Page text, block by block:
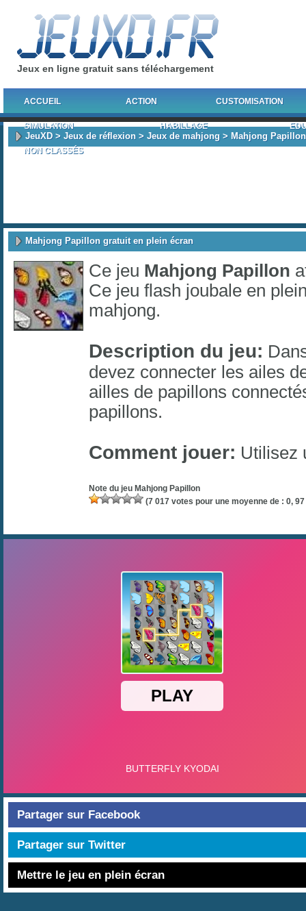
Jeux en ligne gratuit sans téléchargement
ACCUEIL ACTION CUSTOMISATION
SIMULATION HABILLAGE
NON CLASSÉS
JeuXD> Jeux de réflexion > Jeux de mahjong > Mahjong Papillon
Mahjong Papillon gratuit en plein écran
Ce jeu Mahjong Papillon
Ce jeu flash joubale en
mahjong.
Description du jeu:
devez connecter les ailes
ailles de papillons
papillons.
Comment jouer: Utilisez
Note du jeu Mahjong Papillon
(7 017 votes pour une moyenne de : 0, 97
Partager sur Facebook
Partager sur Twitter
Mettre le jeu en plein écran